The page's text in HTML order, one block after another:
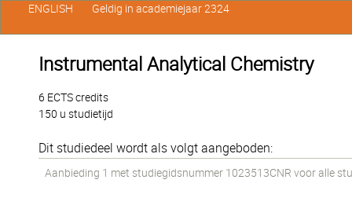
Instrumental Analytical Chemistry
6 ECTS credits
150 u studietijd
Dit studiedeel wordt als volgt aangeboden:
Aanbieding 1 met studiegidsnummer 1023513CNR voor alle
ENGLISH Geldig in academiejaar 2324